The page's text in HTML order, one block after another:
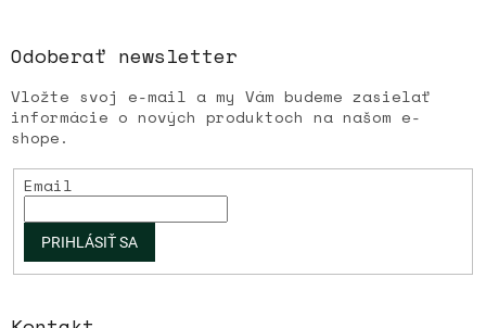
Odoberať newsletter
Vložte svoj e-mail a my Vám budeme zasielať
informácie o nových produktoch na našom e-
shope.
Email
PRIHLÁSIŤ SA